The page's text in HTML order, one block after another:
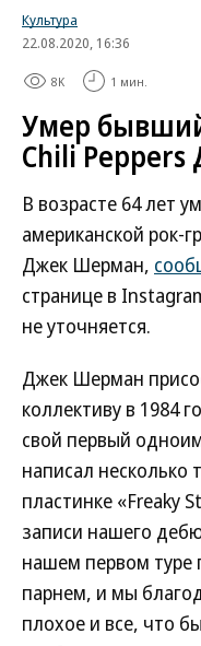
Культура
22.08.2020, 16:36
8K 1 мин.
Умер
Chili
В возрасте 64 лет
американской рок-
Джек Шерман,
странице в
не уточняется.
Джек Шерман
коллективу в 1984
свой первый
написал несколько
пластинке «Freaky
записи нашего
нашем первом
парнем, и мы
плохое и все, что